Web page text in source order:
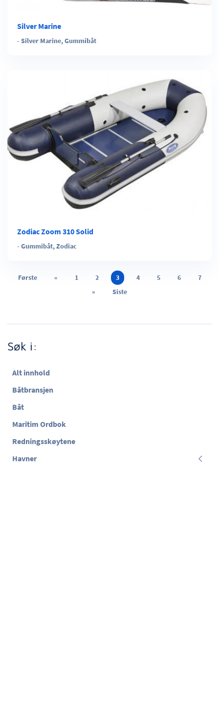
Silver Marine
- Silver Marine,Gummibåt
Zodiac Zoom 310 Solid
- Gummibåt,Zodiac
Første « 1 2 3 4 5 6
7
»
Siste
Søk i:
Alt innhold
Båtbransjen
Båt
Maritim Ordbok
Redningsskøytene
Havner